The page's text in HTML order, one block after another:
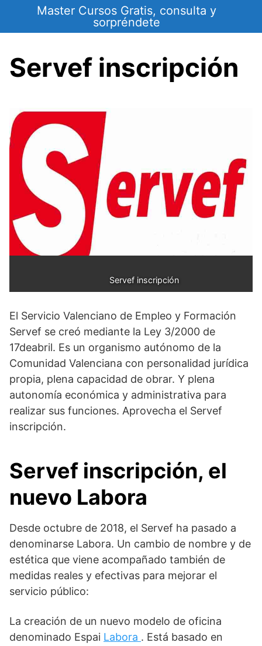
contenido
Master Cursos Gratis, consulta y
sorpréndete
Servef inscripción
Servef inscripción
El Servicio Valenciano de Empleo y Formación
Servef se creó mediante la Ley 3/2000 de
17deabril. Es un organismo autónomo de la
Comunidad Valenciana con personalidad jurídica
propia, plena capacidad de obrar. Y plena
autonomía económica y administrativa para
realizar sus funciones. Aprovecha el Servef
inscripción.
Servef inscripción, el
nuevo Labora
Desde octubre de 2018, el Servef ha pasado a
denominarse Labora. Un cambio de nombre y de
estética que viene acompañado también de
medidas reales y efectivas para mejorar el
servicio público:
La creación de un nuevo modelo de oficina
denominado Espai Labora . Está basado en